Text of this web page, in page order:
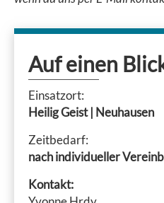
Auf einen
Einsatzort:
Heilig Geist | Neuhausen
Zeitbedarf:
nach individueller
Kontakt: